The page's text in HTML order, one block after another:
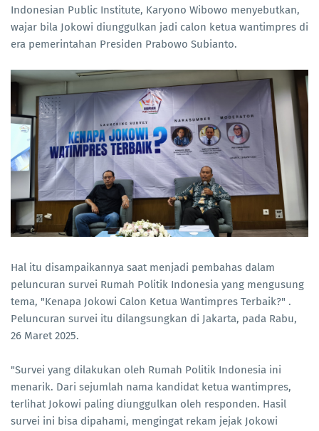
Indonesian Public Institute, Karyono Wibowo menyebutkan,
wajar bila Jokowi diunggulkan jadi calon ketua wantimpres di
era pemerintahan Presiden Prabowo Subianto.
Hal itu disampaikannya saat menjadi pembahas dalam
peluncuran survei Rumah Politik Indonesia yang mengusung
tema, "Kenapa Jokowi Calon Ketua Wantimpres Terbaik?" .
Peluncuran survei itu dilangsungkan di Jakarta, pada Rabu,
26 Maret 2025.
"Survei yang dilakukan oleh Rumah Politik Indonesia ini
menarik. Dari sejumlah nama kandidat ketua wantimpres,
terlihat Jokowi paling diunggulkan oleh responden. Hasil
survei ini bisa dipahami, mengingat rekam jejak Jokowi